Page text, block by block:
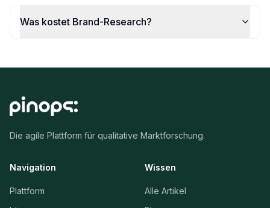
Was kostet Brand-Research?
Die agile Plattform für qualitative Marktforschung.
Navigation
Plattform
Wissen
Alle Artikel